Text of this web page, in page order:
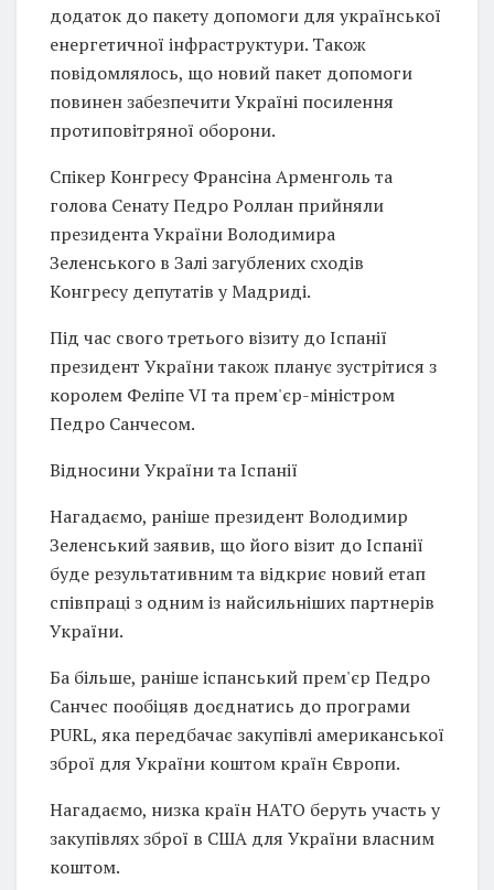
додаток до пакету допомоги для української
енергетичної інфраструктури. Також
повідомлялось, що новий пакет допомоги
повинен забезпечити Україні посилення
протиповітряної оборони.
Спікер Конгресу Франсіна Арменголь та
голова Сенату Педро Роллан прийняли
президента України Володимира
Зеленського в Залі загублених сходів
Конгресу депутатів у Мадриді.
Під час свого третього візиту до Іспанії
президент України також планує зустрітися з
королем Феліпе VI та прем'єр-міністром
Педро Санчесом.
Відносини України та Іспанії
Нагадаємо, раніше президент Володимир
Зеленський заявив, що його візит до Іспанії
буде результативним та відкриє новий етап
співпраці з одним із найсильніших партнерів
України.
Ба більше, раніше іспанський прем'єр Педро
Санчес пообіцяв доєднатись до програми
PURL, яка передбачає закупівлі американської
зброї для України коштом країн Європи.
Нагадаємо, низка країн НАТО беруть участь у
закупівлях зброї в США для України власним
коштом.